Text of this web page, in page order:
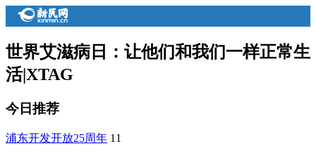
世界艾滋病日：让他们和我们一样正常生
活|XTAG
今日推荐
浦东开发开放25周年 11